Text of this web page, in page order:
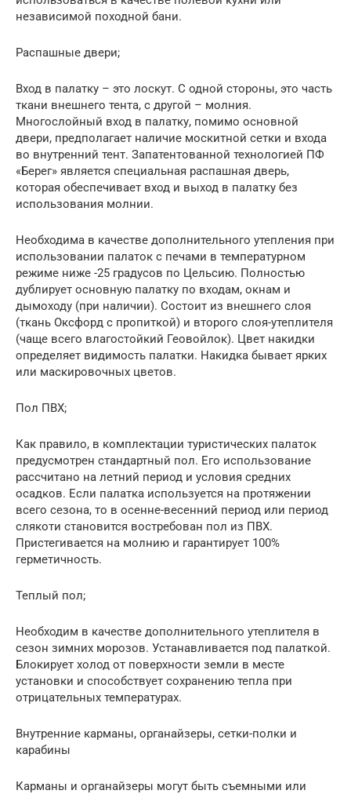
независимой походной бани.
Распашные двери;
Вход в палатку – это лоскут. С одной стороны, это часть
ткани внешнего тента, с другой – молния.
Многослойный вход в палатку, помимо основной
двери, предполагает наличие москитной сетки и входа
во внутренний тент. Запатентованной технологией ПФ
«Берег» является специальная распашная дверь,
которая обеспечивает вход и выход в палатку без
использования молнии.
Необходима в качестве дополнительного утепления при
использовании палаток с печами в температурном
режиме ниже -25 градусов по Цельсию. Полностью
дублирует основную палатку по входам, окнам и
дымоходу (при наличии). Состоит из внешнего слоя
(ткань Оксфорд с пропиткой) и второго слоя-утеплителя
(чаще всего влагостойкий Геовойлок). Цвет накидки
определяет видимость палатки. Накидка бывает ярких
или маскировочных цветов.
Пол ПВХ;
Как правило, в комплектации туристических палаток
предусмотрен стандартный пол. Его использование
рассчитано на летний период и условия средних
осадков. Если палатка используется на протяжении
всего сезона, то в осенне-весенний период или период
слякоти становится востребован пол из ПВХ.
Пристегивается на молнию и гарантирует 100%
герметичность.
Теплый пол;
Необходим в качестве дополнительного утеплителя в
сезон зимних морозов. Устанавливается под палаткой.
Блокирует холод от поверхности земли в месте
установки и способствует сохранению тепла при
отрицательных температурах.
Внутренние карманы, органайзеры, сетки-полки и
карабины
Карманы и органайзеры могут быть съемными или